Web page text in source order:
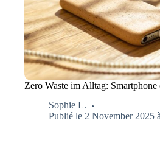
Zero Waste im Alltag:
Sophie L.
Publié le 2 November 2025